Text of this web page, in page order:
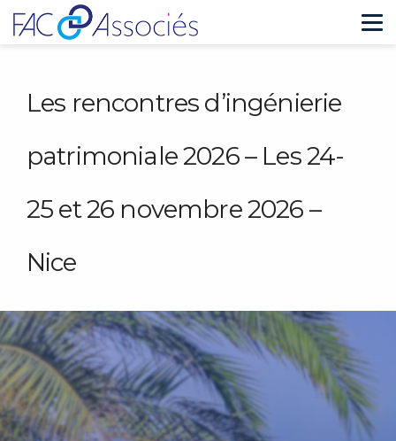
Les rencontres d’ingénierie
patrimoniale 2026 – Les 24-
25 et 26 novembre 2026 –
Nice